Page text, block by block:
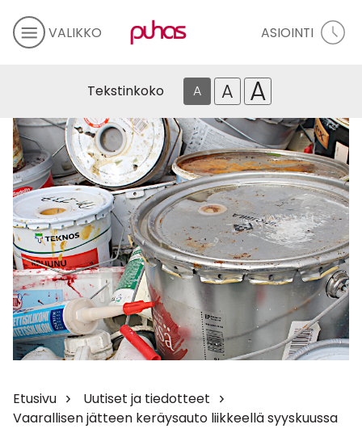
VALIKKO ASIOINTI
Tekstinkoko A A A
Etusivu
Uutiset ja tiedotteet
Vaarallisen jätteen keräysauto liikkeellä syyskuussa